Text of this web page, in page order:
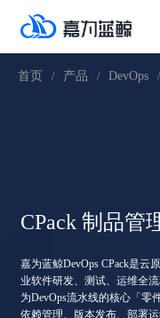
首页 / 产品 / DevOps /
CPack 制品管
嘉为蓝鲸DevOps CPack是云
业软件研发、测试、运维全
为DevOps流水线的核心「零
依赖管理、版本发布、部署